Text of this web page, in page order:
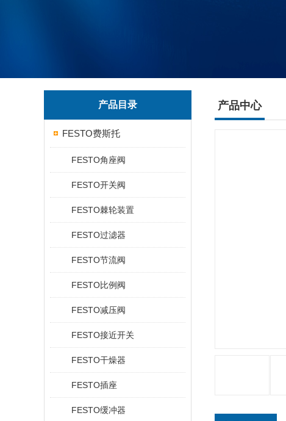
产品目录
FESTO费斯托
FESTO角座阀
FESTO开关阀
FESTO棘轮装置
FESTO过滤器
FESTO节流阀
FESTO比例阀
FESTO减压阀
FESTO接近开关
FESTO干燥器
FESTO插座
FESTO缓冲器
产品中心